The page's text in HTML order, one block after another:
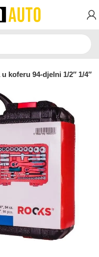
koferu 94-djelni 1/2″ 1/4″